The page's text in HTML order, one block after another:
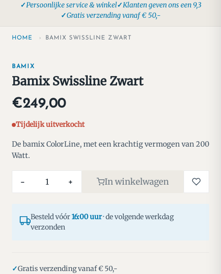
Persoonlijke service & winkel
Klanten geven ons een 9,3
Gratis verzending vanaf € 50,-
HOME › BAMIX SWISSLINE ZWART
BAMIX
Bamix Swissline Zwart
€249,00
Tijdelijk uitverkocht
De bamix ColorLine, met een krachtig vermogen van 200
Watt.
− + In winkelwagen
Besteld vóór16:00 uur· de volgende werkdag
verzonden
Gratis verzending vanaf € 50,-